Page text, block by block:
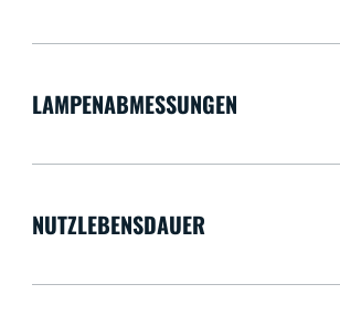
LAMPENABMESSUNGEN
NUTZLEBENSDAUER